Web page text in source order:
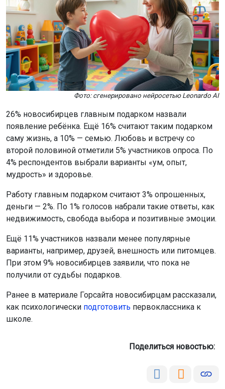
Фото: сгенерировано нейросетью Leonardo AI
26% новосибирцев главным подарком назвали
появление ребёнка. Ещё 16% считают таким подарком
саму жизнь, а 10% — семью. Любовь и встречу со
второй половиной отметили 5% участников опроса. По
4% респондентов выбрали варианты «ум, опыт,
мудрость» и здоровье.
Работу главным подарком считают 3% опрошенных,
деньги — 2%. По 1% голосов набрали такие ответы, как
недвижимость, свобода выбора и позитивные эмоции.
Ещё 11% участников назвали менее популярные
варианты, например, друзей, внешность или питомцев.
При этом 9% новосибирцев заявили, что пока не
получили от судьбы подарков.
Ранее в материале Горсайта новосибирцам рассказали,
как психологически подготовить первоклассника к
школе.
Поделиться новостью: